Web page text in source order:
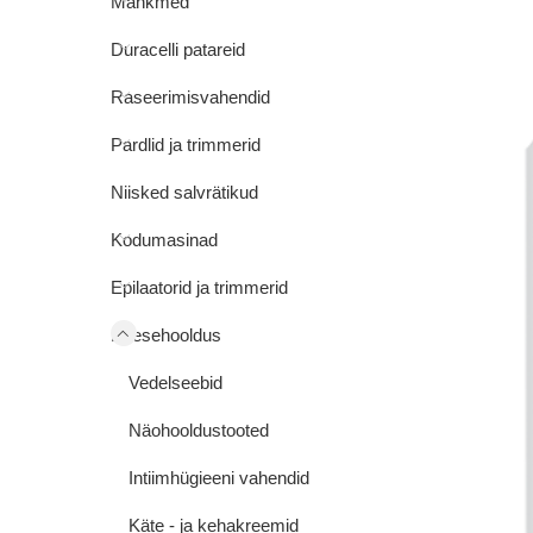
Duracelli patareid
Raseerimisvahendid
Pardlid ja trimmerid
Niisked salvrätikud
Kodumasinad
Epilaatorid ja trimmerid
Enesehooldus
Vedelseebid
Näohooldustooted
Intiimhügieeni vahendid
Käte - ja kehakreemid